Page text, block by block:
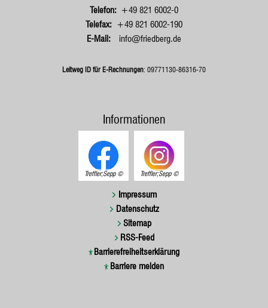
+49 821 6002-0
+49 821 6002-190
info@friedberg.de
Leitweg ID für E-Rechnungen: 09771130-86316-70
Informationen
Treffler;Sepp Treffler;Sepp
Impressum
Datenschutz
Sitemap
RSS-Feed
Barrierefreiheitserklärung
Barriere melden